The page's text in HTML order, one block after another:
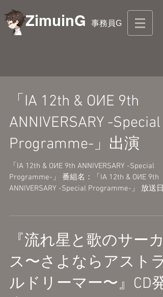
ZimuinG 事務員G
「IA 12th & OИE 9th
ANNIVERSARY -Special
Programme-」出演
「IA 12th & OИE 9th ANNIVERSARY -Special
Programme-」 番組名：「IA 12th & OИE 9th
ANNIVERSARY -Special Programme-」 放送日
『流れ星と歌のサーカ
ス〜さよならアストラ
ルドリーマー〜』CD発